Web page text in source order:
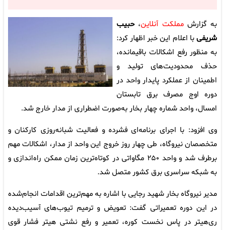
به گزارشمملکت آنلاین، حبیب
شریفیبا اعلام این خبر اظهار کرد:
به‌ منظور رفع اشکالات باقیمانده،
حذف محدودیت‌های تولید و
اطمینان از عملکرد پایدار واحد در
دوره اوج مصرف برق تابستان
امسال، واحد شماره چهار بخار به‌صورت اضطراری از مدار خارج شد.
وی افزود: با اجرای برنامه‌ای فشرده و فعالیت شبانه‌روزی کارکنان و
متخصصان نیروگاه، طی چهار روز خروج این واحد از مدار، اشکالات مهم
برطرف شد و واحد ۲۵۰ مگاواتی در کوتاه‌ترین زمان ممکن راه‌اندازی و
به شبکه سراسری برق کشور متصل شد.
مدیر نیروگاه بخار شهید رجایی با اشاره به مهم‌ترین اقدامات انجام‌شده
در این دوره تعمیراتی گفت: تعویض و ترمیم تیوب‌های آسیب‌دیده
ری‌هیتر در پاس نخست کوره، تعمیر و رفع نشتی هیتر فشار قوی